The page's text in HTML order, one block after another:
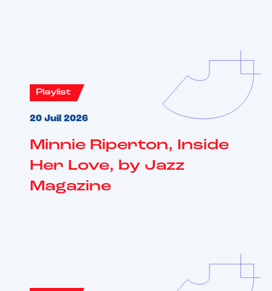
Playlist
20 Juil 2026
Minnie Riperton, Inside
Her Love, by Jazz
Magazine